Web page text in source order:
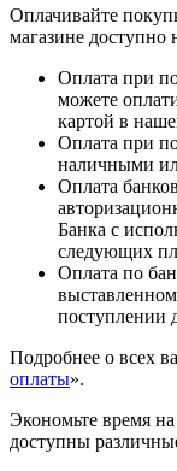
Оплачивайте
магазине доступно
Оплата при
можете
картой в
Оплата при
наличными
Оплата
Банка с
следующих
Оплата по
поступлении
Подробнее о всех
оплаты».
Экономьте время
доступны